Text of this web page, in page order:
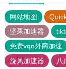
网站地图
坚果加速器
免费vqn外网加速
旋风加速器
八